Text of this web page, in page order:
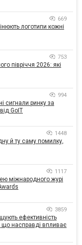
669
логотипи кожні
753
півріччя 2026: які
994
сигнали ринку за
GoIT
1448
й ту саму помилку,
1117
міжнародного журі
3859
ефективність
насправді впливає